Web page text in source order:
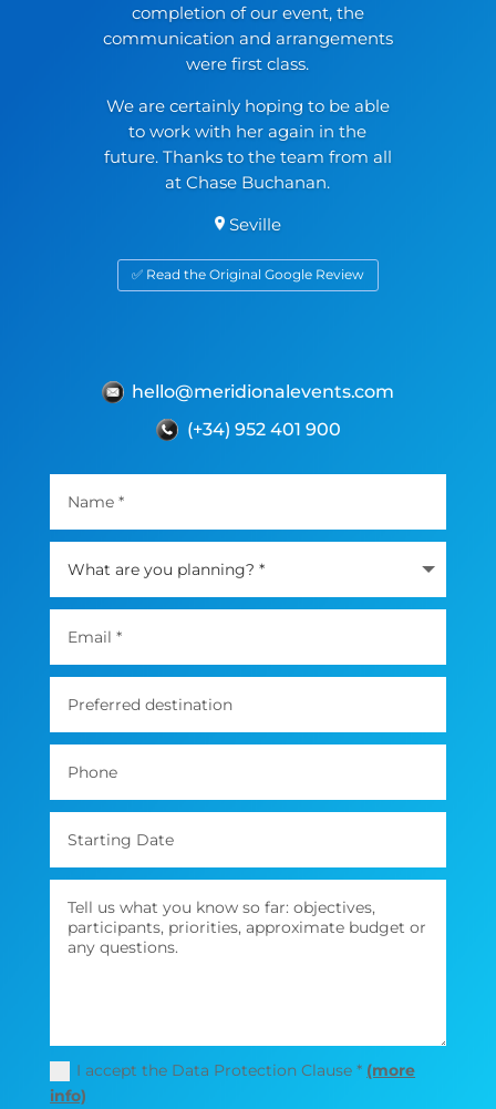
completion of our event, the
communication and arrangements
were first class.
We are certainly hoping to be able
to work with her again in the
future. Thanks to the team from all
at Chase Buchanan.
Seville
✅ Read the Original Google Review
I accept the Data Protection Clause * (more
info)